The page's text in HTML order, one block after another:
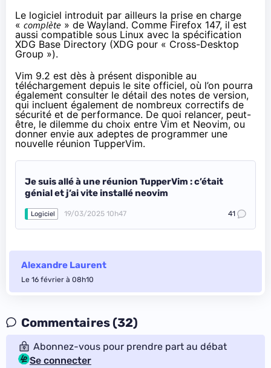
Le logiciel introduit par ailleurs la prise en charge
« complète » de Wayland. Comme Firefox 147, il est
aussi compatible sous Linux avec la spécification
XDG Base Directory (XDG pour « Cross-Desktop
Group »).
Vim 9.2 est dès à présent disponible au
téléchargement depuis le site officiel, où l’on pourra
également consulter le détail des notes de version,
qui incluent également de nombreux correctifs de
sécurité et de performance. De quoi relancer, peut-
être, le dilemme du choix entre Vim et Neovim, ou
donner envie aux adeptes de programmer une
nouvelle réunion TupperVim.
Je suis allé à une réunion TupperVim : c’était
génial et j’ai vite installé neovim
Logiciel 19/03/2025 10h47 41
Alexandre Laurent
Le 16 février à 08h10
Commentaires (32)
Abonnez-vous pour prendre part au débat
Se connecter